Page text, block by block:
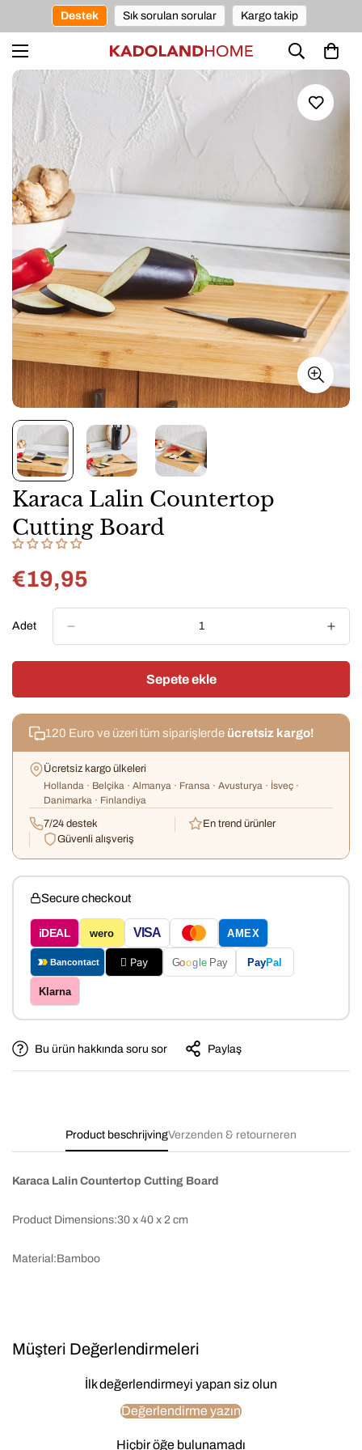
Destek Sık sorulan sorular Kargo takip
Karaca Lalin Countertop
Cutting Board
Normal
€19,95
Adet
Sepete ekle
120 Euro ve üzeri tüm siparişlerde ücretsiz kargo!
Ücretsiz kargo ülkeleri
Hollanda · Belçika · Almanya · Fransa · Avusturya · İsveç ·
Danimarka · Finlandiya
7/24 destek
En trend ürünler
Güvenli alışveriş
Secure checkout
iDEAL wero VISA AMEX
Bancontact  Pay Goog le Pay PayPal
Klarna
Bu ürün hakkında soru sor Paylaş
Product beschrijvingVerzenden & retourneren
Karaca Lalin Countertop Cutting Board
Product Dimensions:30 x 40 x 2 cm
Material:Bamboo
Müşteri Değerlendirmeleri
İlk değerlendirmeyi yapan siz olun
Değerlendirme yazın
Hiçbir öğe bulunamadı